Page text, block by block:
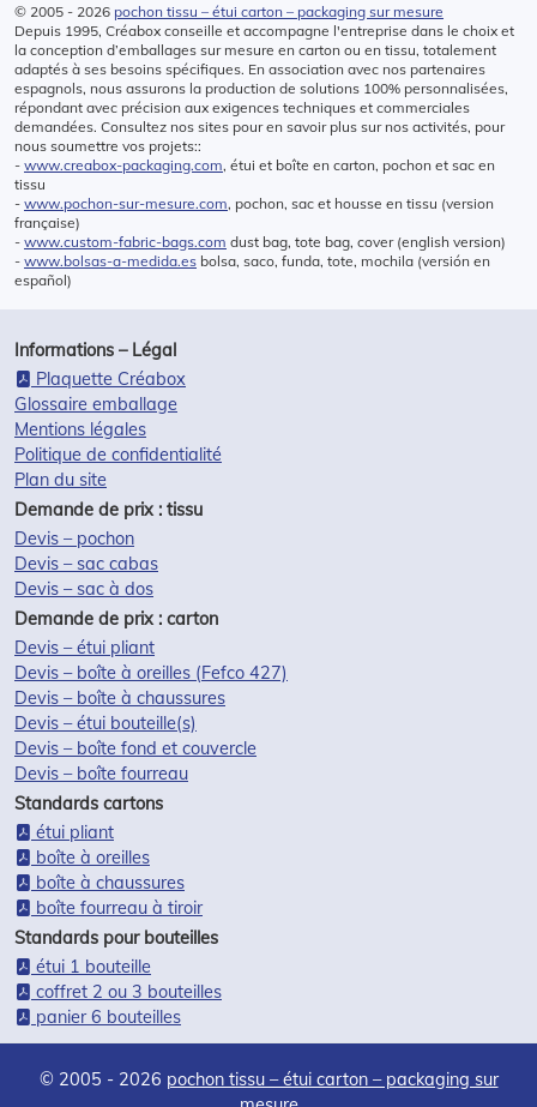
© 2005 - 2026 pochon tissu – étui carton – packaging sur mesure
Depuis 1995, Créabox conseille et accompagne l'entreprise dans le choix et
la conception d’emballages sur mesure en carton ou en tissu, totalement
adaptés à ses besoins spécifiques. En association avec nos partenaires
espagnols, nous assurons la production de solutions 100% personnalisées,
répondant avec précision aux exigences techniques et commerciales
demandées. Consultez nos sites pour en savoir plus sur nos activités, pour
nous soumettre vos projets::
- www.creabox-packaging.com, étui et boîte en carton, pochon et sac en
tissu
- www.pochon-sur-mesure.com, pochon, sac et housse en tissu (version
française)
- www.custom-fabric-bags.com dust bag, tote bag, cover (english version)
- www.bolsas-a-medida.es bolsa, saco, funda, tote, mochila (versión en
español)
Informations – Légal
Plaquette Créabox
Glossaire emballage
Mentions légales
Politique de confidentialité
Plan du site
Demande de prix : tissu
Devis – pochon
Devis – sac cabas
Devis – sac à dos
Demande de prix : carton
Devis – étui pliant
Devis – boîte à oreilles (Fefco 427)
Devis – boîte à chaussures
Devis – étui bouteille(s)
Devis – boîte fond et couvercle
Devis – boîte fourreau
Standards cartons
étui pliant
boîte à oreilles
boîte à chaussures
boîte fourreau à tiroir
Standards pour bouteilles
étui 1 bouteille
coffret 2 ou 3 bouteilles
panier 6 bouteilles
© 2005 - 2026 pochon tissu – étui carton – packaging sur